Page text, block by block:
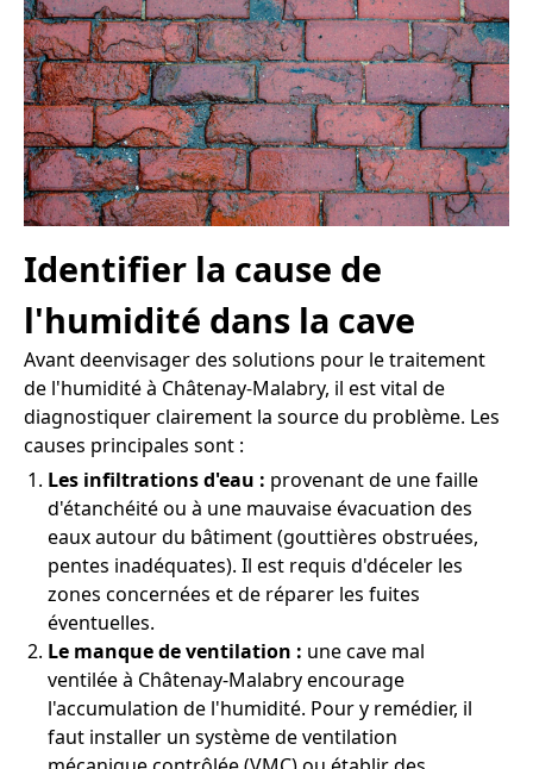
Identifier la cause de
l'humidité dans la cave
Avant deenvisager des solutions pour le traitement
de l'humidité à Châtenay-Malabry, il est vital de
diagnostiquer clairement la source du problème. Les
causes principales sont :
Les infiltrations d'eau : provenant de une faille
d'étanchéité ou à une mauvaise évacuation des
eaux autour du bâtiment (gouttières obstruées,
pentes inadéquates). Il est requis d'déceler les
zones concernées et de réparer les fuites
éventuelles.
Le manque de ventilation : une cave mal
ventilée à Châtenay-Malabry encourage
l'accumulation de l'humidité. Pour y remédier, il
faut installer un système de ventilation